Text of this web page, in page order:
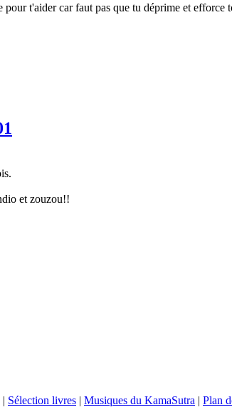
t'aider car faut pas que tu déprime et efforce
et zouzou!!
| Sélection livres | Musiques du KamaSutra | Plan